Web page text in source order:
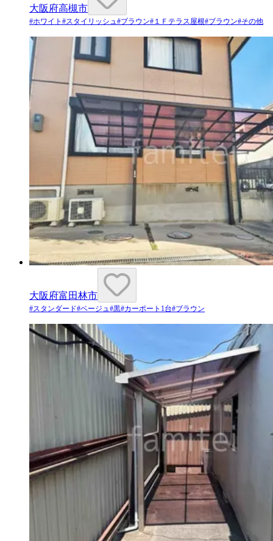
大阪府高槻市
#ホワイト #スタイリッシュ#ブラウン# １Ｆテラス屋根#ブラウン#その他
大阪府富田林市
#スタンダード#ベージュ#黒#カーポート1台#ブラウン